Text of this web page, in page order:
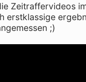
Zeitraffervideos
erstklassige
;)